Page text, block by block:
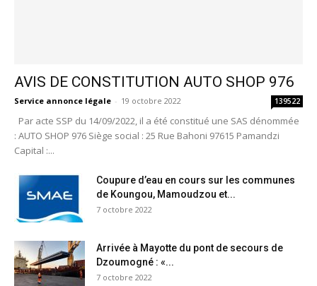
AVIS DE CONSTITUTION AUTO SHOP 976
Service annonce légale - 19 octobre 2022 139522
Par acte SSP du 14/09/2022, il a été constitué une SAS dénommée
: AUTO SHOP 976 Siège social : 25 Rue Bahoni 97615 Pamandzi
Capital :...
Coupure d’eau en cours sur les communes
de Koungou, Mamoudzou et...
7 octobre 2022
Arrivée à Mayotte du pont de secours de
Dzoumogné : «...
7 octobre 2022